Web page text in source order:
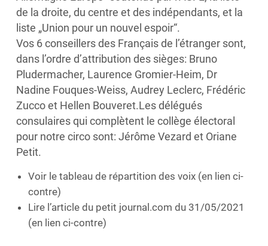
de la droite, du centre et des indépendants, et la
liste „Union pour un nouvel espoir“.
Vos 6 conseillers des Français de l’étranger sont,
dans l’ordre d’attribution des sièges: Bruno
Pludermacher, Laurence Gromier-Heim, Dr
Nadine Fouques-Weiss, Audrey Leclerc, Frédéric
Zucco et Hellen Bouveret.Les délégués
consulaires qui complètent le collège électoral
pour notre circo sont: Jérôme Vezard et Oriane
Petit.
Voir le tableau de répartition des voix (en lien ci-
contre)
Lire l’article du petit journal.com du 31/05/2021
(en lien ci-contre)